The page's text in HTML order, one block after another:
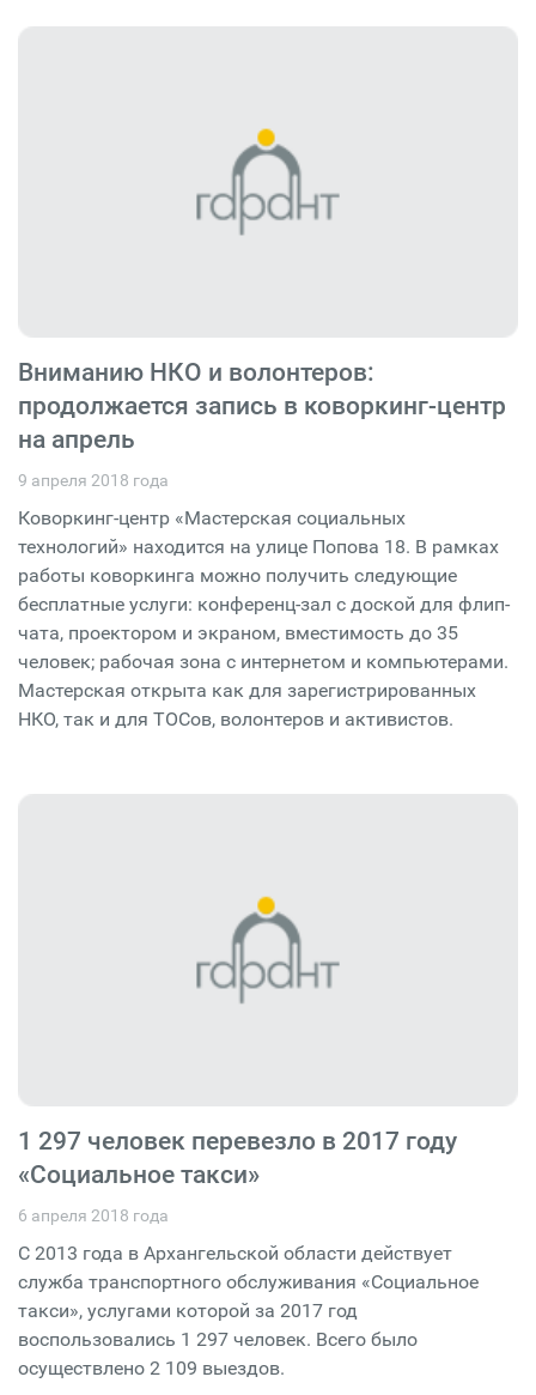
Вниманию НКО и волонтеров:
продолжается запись в коворкинг-центр
на апрель
9 апреля 2018 года
Коворкинг-центр «Мастерская социальных
технологий» находится на улице Попова 18. В рамках
работы коворкинга можно получить следующие
бесплатные услуги: конференц-зал с доской для флип-
чата, проектором и экраном, вместимость до 35
человек; рабочая зона с интернетом и компьютерами.
Мастерская открыта как для зарегистрированных
НКО, так и для ТОСов, волонтеров и активистов.
1 297 человек перевезло в 2017 году
«Социальное такси»
6 апреля 2018 года
С 2013 года в Архангельской области действует
служба транспортного обслуживания «Социальное
такси», услугами которой за 2017 год
воспользовались 1 297 человек. Всего было
осуществлено 2 109 выездов.